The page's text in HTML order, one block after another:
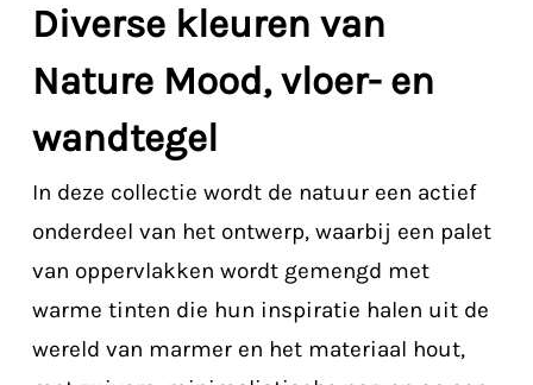
Diverse kleuren van
Nature Mood, vloer- en
wandtegel
In deze collectie wordt de natuur een actief
onderdeel van het ontwerp, waarbij een palet
van oppervlakken wordt gemengd met
warme tinten die hun inspiratie halen uit de
wereld van marmer en het materiaal hout,